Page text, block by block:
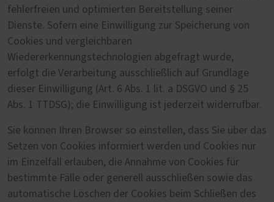
fehlerfreien und optimierten Bereitstellung seiner
Dienste. Sofern eine Einwilligung zur Speicherung von
Cookies und vergleichbaren
Wiedererkennungstechnologien abgefragt wurde,
erfolgt die Verarbeitung ausschließlich auf Grundlage
dieser Einwilligung (Art. 6 Abs. 1 lit. a DSGVO und § 25
Abs. 1 TTDSG); die Einwilligung ist jederzeit widerrufbar.
Sie können Ihren Browser so einstellen, dass Sie über das
Setzen von Cookies informiert werden und Cookies nur
im Einzelfall erlauben, die Annahme von Cookies für
bestimmte Fälle oder generell ausschließen sowie das
automatische Löschen der Cookies beim Schließen des